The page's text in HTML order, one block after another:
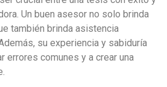
Un buen asesor no solo brinda
también brinda asistencia
su experiencia y sabiduría
errores comunes y a crear una